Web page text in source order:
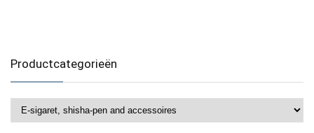
Productcategorieën